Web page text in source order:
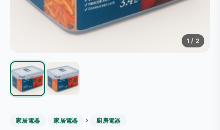
1 / 2
家居電器 家居電器 › 廚房電器